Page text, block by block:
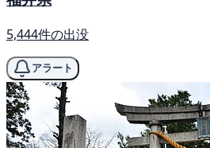
5,444件の出没
アラート